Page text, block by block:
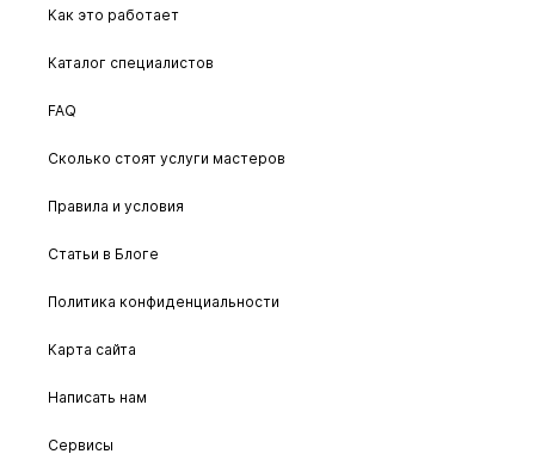
Как это работает
Каталог специалистов
FAQ
Сколько стоят услуги мастеров
Правила и условия
Статьи в Блоге
Политика конфиденциальности
Карта сайта
Написать нам
Сервисы